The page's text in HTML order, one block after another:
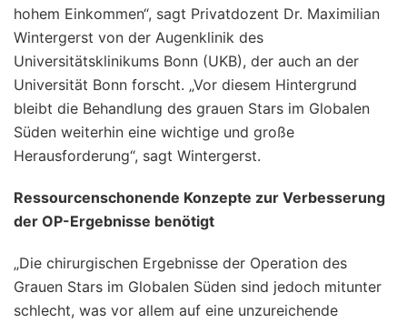
hohem Einkommen“, sagt Privatdozent Dr. Maximilian
Wintergerst von der Augenklinik des
Universitätsklinikums Bonn (UKB), der auch an der
Universität Bonn forscht. „Vor diesem Hintergrund
bleibt die Behandlung des grauen Stars im Globalen
Süden weiterhin eine wichtige und große
Herausforderung“, sagt Wintergerst.
Ressourcenschonende Konzepte zur Verbesserung
der OP-Ergebnisse benötigt
„Die chirurgischen Ergebnisse der Operation des
Grauen Stars im Globalen Süden sind jedoch mitunter
schlecht, was vor allem auf eine unzureichende